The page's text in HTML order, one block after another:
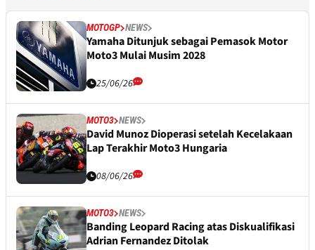
MOTOGP NEWS
Yamaha Ditunjuk sebagai Pemasok Motor
Moto3 Mulai Musim 2028
25/06/26
MOTO3 NEWS
David Munoz Dioperasi setelah Kecelakaan
Lap Terakhir Moto3 Hungaria
08/06/26
MOTO3 NEWS
Banding Leopard Racing atas Diskualifikasi
Adrian Fernandez Ditolak